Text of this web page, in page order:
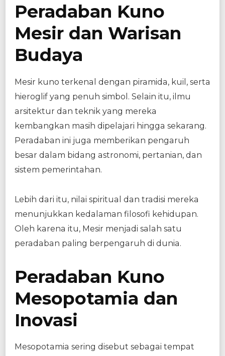
Peradaban Kuno
Mesir dan Warisan
Budaya
Mesir kuno terkenal dengan piramida, kuil, serta
hieroglif yang penuh simbol. Selain itu, ilmu
arsitektur dan teknik yang mereka
kembangkan masih dipelajari hingga sekarang.
Peradaban ini juga memberikan pengaruh
besar dalam bidang astronomi, pertanian, dan
sistem pemerintahan.
Lebih dari itu, nilai spiritual dan tradisi mereka
menunjukkan kedalaman filosofi kehidupan.
Oleh karena itu, Mesir menjadi salah satu
peradaban paling berpengaruh di dunia.
Peradaban Kuno
Mesopotamia dan
Inovasi
Mesopotamia sering disebut sebagai tempat